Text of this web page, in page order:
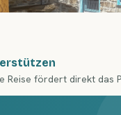
Reise fördert direkt das